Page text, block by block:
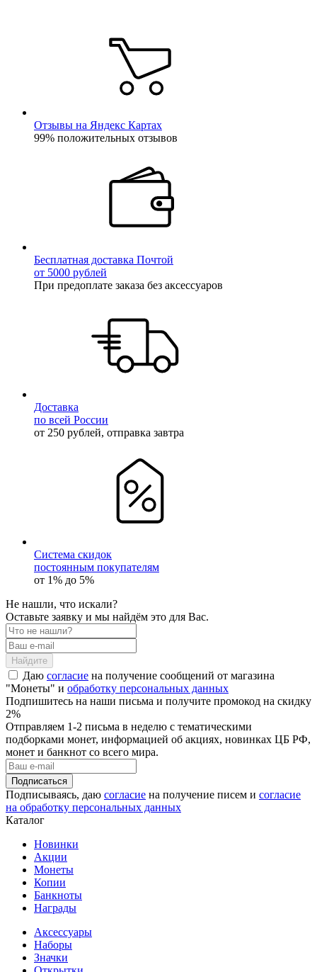
Отзывы на Яндекс Картах
99% положительных отзывов
Бесплатная доставка Почтой
от 5000 рублей
При предоплате заказа без аксессуаров
Доставка
по всей России
от 250 рублей, отправка завтра
Система скидок
постоянным покупателям
от 1% до 5%
Не нашли, что искали?
Оставьте заявку и мы найдём это для Вас.
Даю согласие на получение сообщений от магазина
"Монеты" и обработку персональных данных
Подпишитесь на наши письма и получите промокод на скидку
2%
Отправляем 1-2 письма в неделю с тематическими
подборками монет, информацией об акциях, новинках ЦБ РФ,
монет и банкнот со всего мира.
Подписываясь, даю согласие на получение писем и согласие
на обработку персональных данных
Каталог
Новинки
Акции
Монеты
Копии
Банкноты
Награды
Аксессуары
Наборы
Значки